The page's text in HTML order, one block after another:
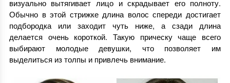
визуально вытягивает лицо и скрадывает его полноту.
Обычно в этой стрижке длина волос спереди достигает
подбородка или заходит чуть ниже, а сзади длина
делается очень короткой. Такую прическу чаще всего
выбирают молодые девушки, что позволяет им
выделиться из толпы и привлечь внимание.